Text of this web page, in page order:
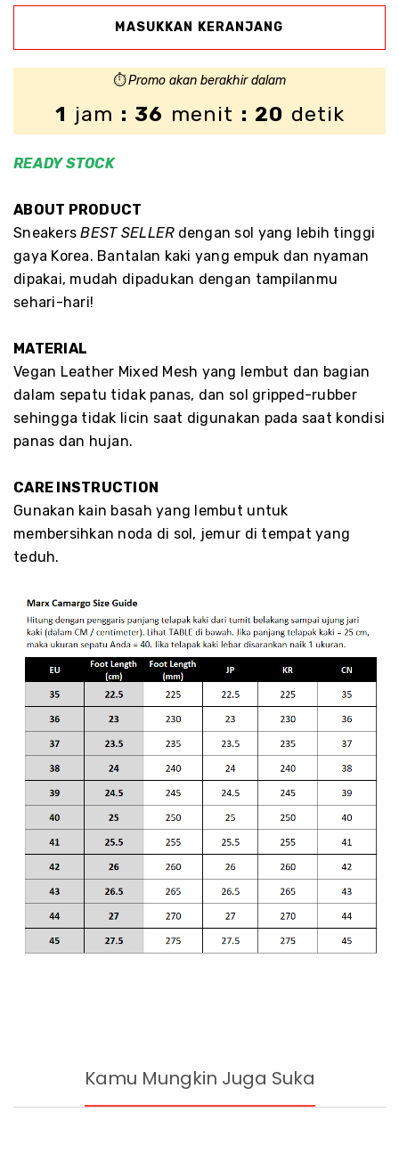
⏱️Promo akan berakhir dalam
1 jam : 36 menit : 20 detik
READYSTOCK
ABOUT PRODUCT
SneakersBEST SELLERdengan sol yang lebih tinggi
gaya Korea. Bantalan kaki yang empuk dan nyaman
dipakai, mudah dipadukan dengan tampilanmu
sehari-hari!
MATERIAL
Vegan Leather Mixed Mesh yang lembut dan bagian
dalam sepatu tidak panas, dan sol gripped-rubber
sehingga tidak licin saat digunakan pada saat kondisi
panas dan hujan.
CARE INSTRUCTION
Gunakan kain basah yang lembut untuk
membersihkan noda di sol, jemur di tempat yang
teduh.
Kamu Mungkin Juga Suka